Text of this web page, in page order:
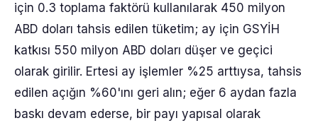
için 0.3 toplama faktörü kullanılarak 450 milyon
ABD doları tahsis edilen tüketim; ay için GSYİH
katkısı 550 milyon ABD doları düşer ve geçici
olarak girilir. Ertesi ay işlemler %25 arttıysa, tahsis
edilen açığın %60'ını geri alın; eğer 6 aydan fazla
baskı devam ederse, bir payı yapısal olarak